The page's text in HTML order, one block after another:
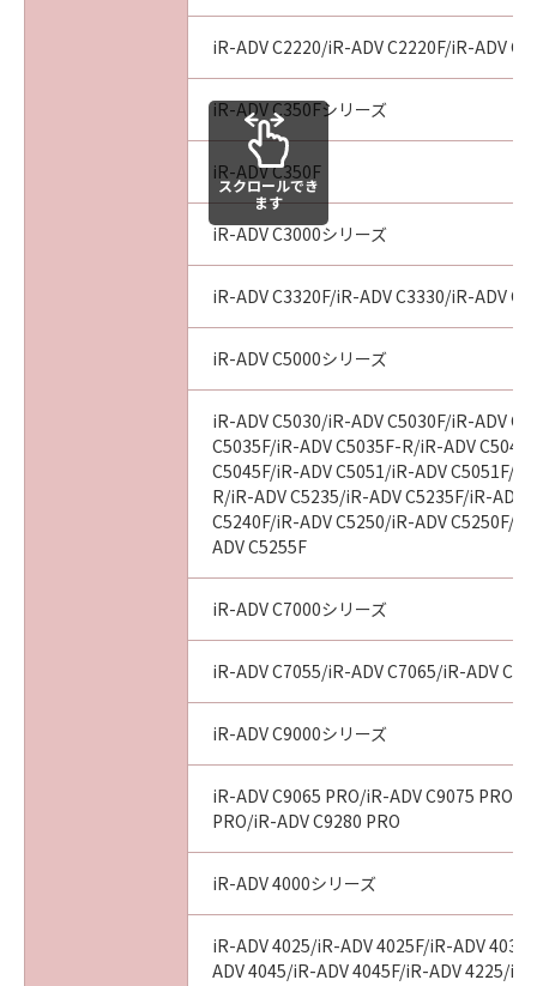
declared or found to be illegal by any court or
tribunal of competent jurisdiction, such
the jurisdiction of that court or tribunal and
all the remaining provisions hereof shall
remain in full force and effect.
11. ACKNOWLEDGEMENT
BY CLICKING THE BUTTON INDICATING
YOUR ACCEPTANCE AS STATED BELOW OR
INSTALLING THE SOFTWARE, YOU
ACKNOWLEDGE THAT YOU HAVE READ THIS
AGREEMENT, UNDERSTOOD IT, AND AGREE
CONDITIONS. YOU ALSO AGREE THAT THIS
AGREEMENT IS THE COMPLETE AND
EXCLUSIVE STATEMENT OF AGREEMENT
BETWEEN YOU AND CANON CONCERNING
THE SUBJECT MATTER HEREOF AND
SUPERSEDES ALL PROPOSALS OR PRIOR
AGREEMENTS, VERBAL OR WRITTEN, AND
ANY OTHER COMMUNICATIONS BETWEEN
YOU AND CANON RELATING TO THE
SUBJECT MATTER HEREOF. NO AMENDMENT
TO THIS AGREEMENT SHALL BE EFFECTIVE
UNLESS SIGNED BY A DULY AUTHORISED
Should you have any questions concerning
this Agreement, or if you desire to contact
Canon for any reason, please write to Canon's
sales subsidiary or distributor/dealer, serving
the country where you obtained the
iR-ADV C2220/iR-ADV C2220F/iR-ADV
iR-ADV C350Fシリーズ
iR-ADV C350F
iR-ADV C3000シリーズ
iR-ADV C3320F/iR-ADV C3330/iR-ADV
iR-ADV C5000シリーズ
iR-ADV C5030/iR-ADV C5030F/iR-ADV
C5035F/iR-ADV C5035F-R/iR-ADV
C5045F/iR-ADV C5051/iR-ADV C5051F/
R/iR-ADV C5235/iR-ADV C5235F/iR-ADV
C5240F/iR-ADV C5250/iR-ADV C5250F/
ADV C5255F
iR-ADV C7000シリーズ
iR-ADV C7055/iR-ADV C7065/iR-ADV
iR-ADV C9000シリーズ
iR-ADV C9065 PRO/iR-ADV C9075 PRO/
PRO/iR-ADV C9280 PRO
iR-ADV 4000シリーズ
iR-ADV 4025/iR-ADV 4025F/iR-ADV
ADV 4045/iR-ADV 4045F/iR-ADV 4225/
スクロールでき
ます